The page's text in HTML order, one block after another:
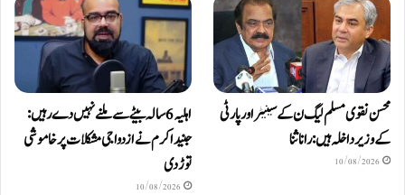
محسن نقوی مسلم لیگ ن کے سینیٹر اور پارٹی
کے وزیر داخلہ ہیں: رانا ثنا
10/08/2026
اہلیہ 6 سالہ بیٹے سے ملنے نہیں دے رہیں:
جنید اکرم نے ازدواجی مشکلات پر خاموشی
توڑ دی
10/08/2026